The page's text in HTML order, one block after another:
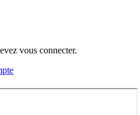
vous connecter.